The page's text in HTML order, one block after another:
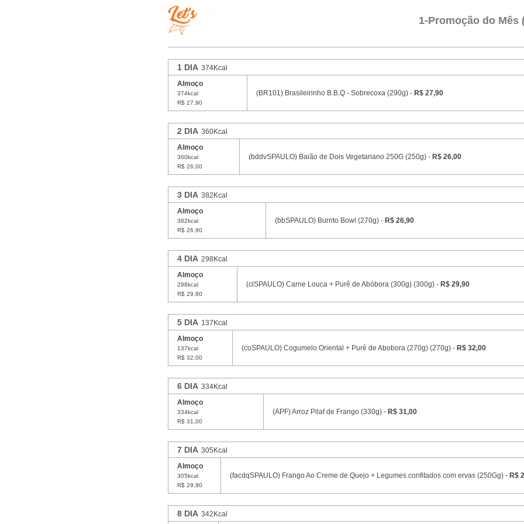
1-Promoção do Mês
1 DIA 374Kcal
Almoço
374kcal
R$ 27,90
(BR101) Brasileirinho B.B.Q - Sobrecoxa (290g) - R$ 27,90
2 DIA 360Kcal
Almoço
360kcal
R$ 26,00
(bddvSPAULO) Baião de Dois Vegetariano 250G (250g) - R$ 26,00
3 DIA 382Kcal
Almoço
382kcal
R$ 26,90
(bbSPAULO) Burrito Bowl (270g) - R$ 26,90
4 DIA 298Kcal
Almoço
298kcal
R$ 29,90
(clSPAULO) Carne Louca + Purê de Abóbora (300g) (300g) - R$ 29,90
5 DIA 137Kcal
Almoço
137kcal
R$ 32,00
(coSPAULO) Cogumelo Oriental + Purê de Abobora (270g) (270g) - R$ 32,00
6 DIA 334Kcal
Almoço
334kcal
R$ 31,00
(APF) Arroz Pilaf de Frango (330g) - R$ 31,00
7 DIA 305Kcal
Almoço
305kcal
R$ 29,90
(facdqSPAULO) Frango Ao Creme de Quejo + Legumes confitados com ervas (250Gg) - R$
8 DIA 342Kcal